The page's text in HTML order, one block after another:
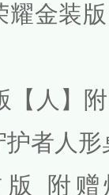
耀金装
【人】
者人形
版 附